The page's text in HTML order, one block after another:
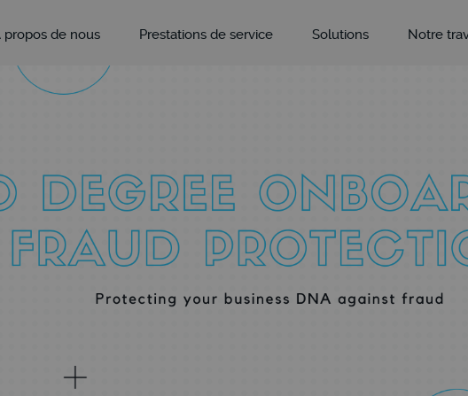
propos de nous Prestations de service Solutions Notre